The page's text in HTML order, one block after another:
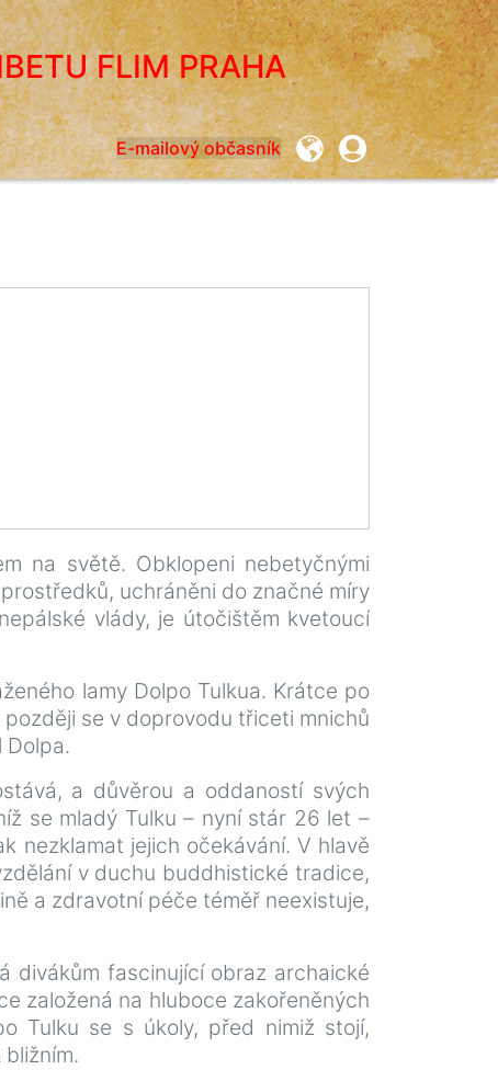
FLIM PRAHA
E-mailový občasník
User
account
na světě. Obklopeni nebetyčnými
uchráněni do značné míry
vlády, je útočištěm kvetoucí
lamy Dolpo Tulkua. Krátce po
se v doprovodu třiceti mnichů
Dolpa.
a důvěrou a oddaností svých
se mladý Tulku – nyní stár 26 let –
nezklamat jejich očekávání. V hlavě
v duchu buddhistické tradice,
a zdravotní péče téměř neexistuje,
divákům fascinující obraz archaické
založená na hluboce zakořeněných
Tulku se s úkoly, před nimiž stojí,